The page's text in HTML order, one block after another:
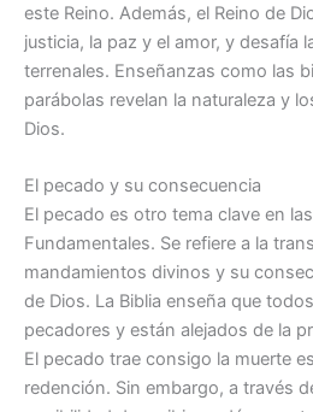
este Reino. Además, el Reino de
justicia, la paz y el amor, y desafía
terrenales. Enseñanzas como las
parábolas revelan la naturaleza y
Dios.
El pecado y su consecuencia
El pecado es otro tema clave en
Fundamentales. Se refiere a la
mandamientos divinos y su
de Dios. La Biblia enseña que
pecadores y están alejados de la
El pecado trae consigo la muerte
redención. Sin embargo, a través